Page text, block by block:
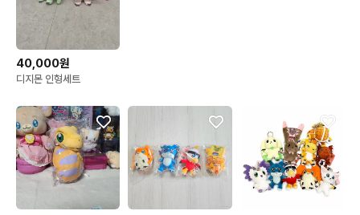
40,000원
디지몬 인형세트